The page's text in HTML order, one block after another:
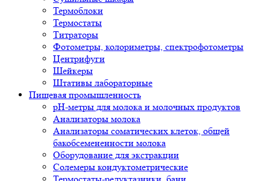
Термоблоки
Термостаты
Титраторы
Фотометры, колориметры, спектрофотометры
Центрифуги
Шейкеры
Штативы лабораторные
Пищевая промышленность
pH-метры для молока и молочных продуктов
Анализаторы молока
Анализаторы соматических клеток, общей
бакобсемененности молока
Оборудование для экстракции
Солемеры кондуктометрические